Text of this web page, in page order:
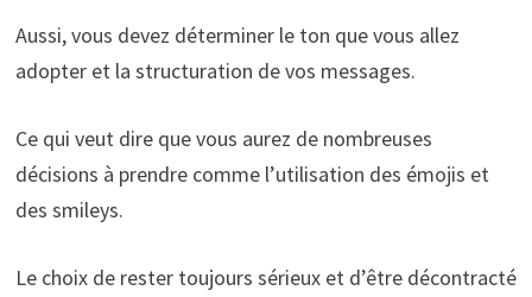
Aussi, vous devez déterminer le ton que vous allez
adopter et la structuration de vos messages.
Ce qui veut dire que vous aurez de nombreuses
décisions à prendre comme l’utilisation des émojis et
des smileys.
Le choix de rester toujours sérieux et d’être décontracté